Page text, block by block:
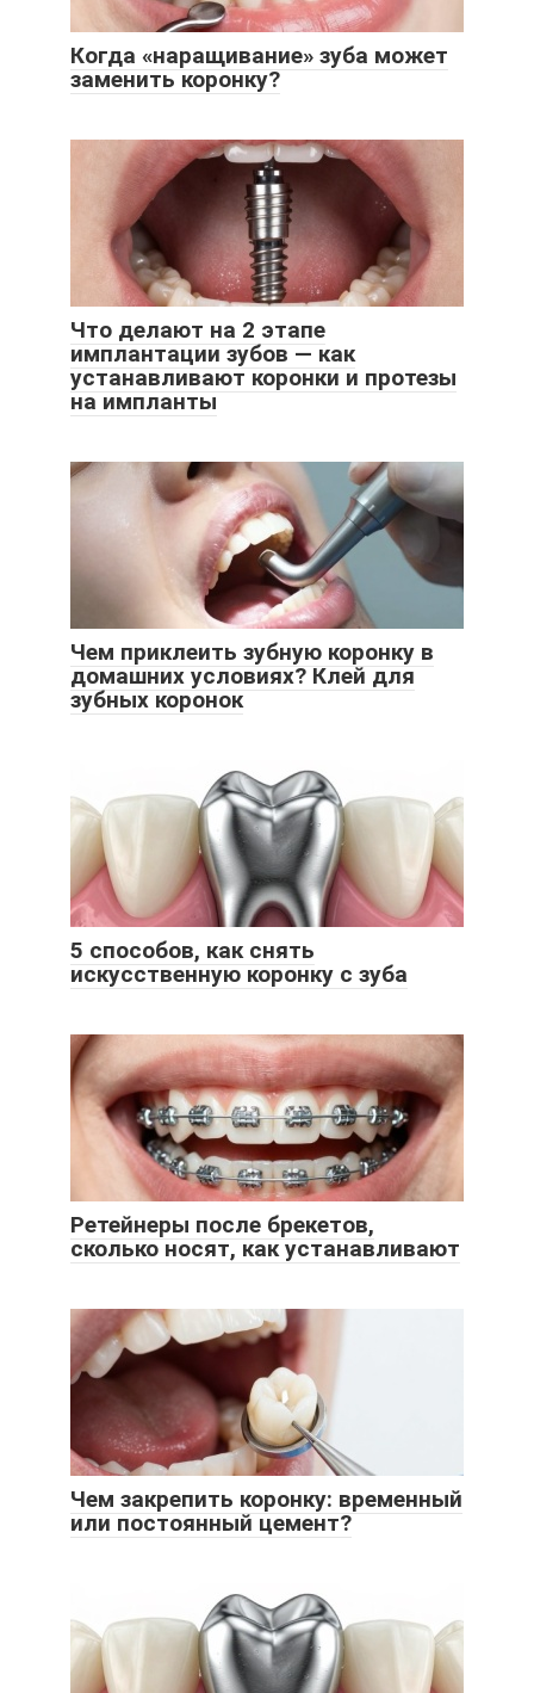
Когда «наращивание» зуба может
заменить коронку?
Что делают на 2 этапе
имплантации зубов — как
устанавливают коронки и протезы
на импланты
Чем приклеить зубную коронку в
домашних условиях? Клей для
зубных коронок
5 способов, как снять
искусственную коронку с зуба
Ретейнеры после брекетов,
сколько носят, как устанавливают
Чем закрепить коронку: временный
или постоянный цемент?